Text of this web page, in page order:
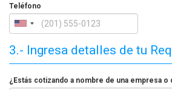
Teléfono
3.- Ingresa detalles de tu
¿Estás cotizando a nombre de una empresa o